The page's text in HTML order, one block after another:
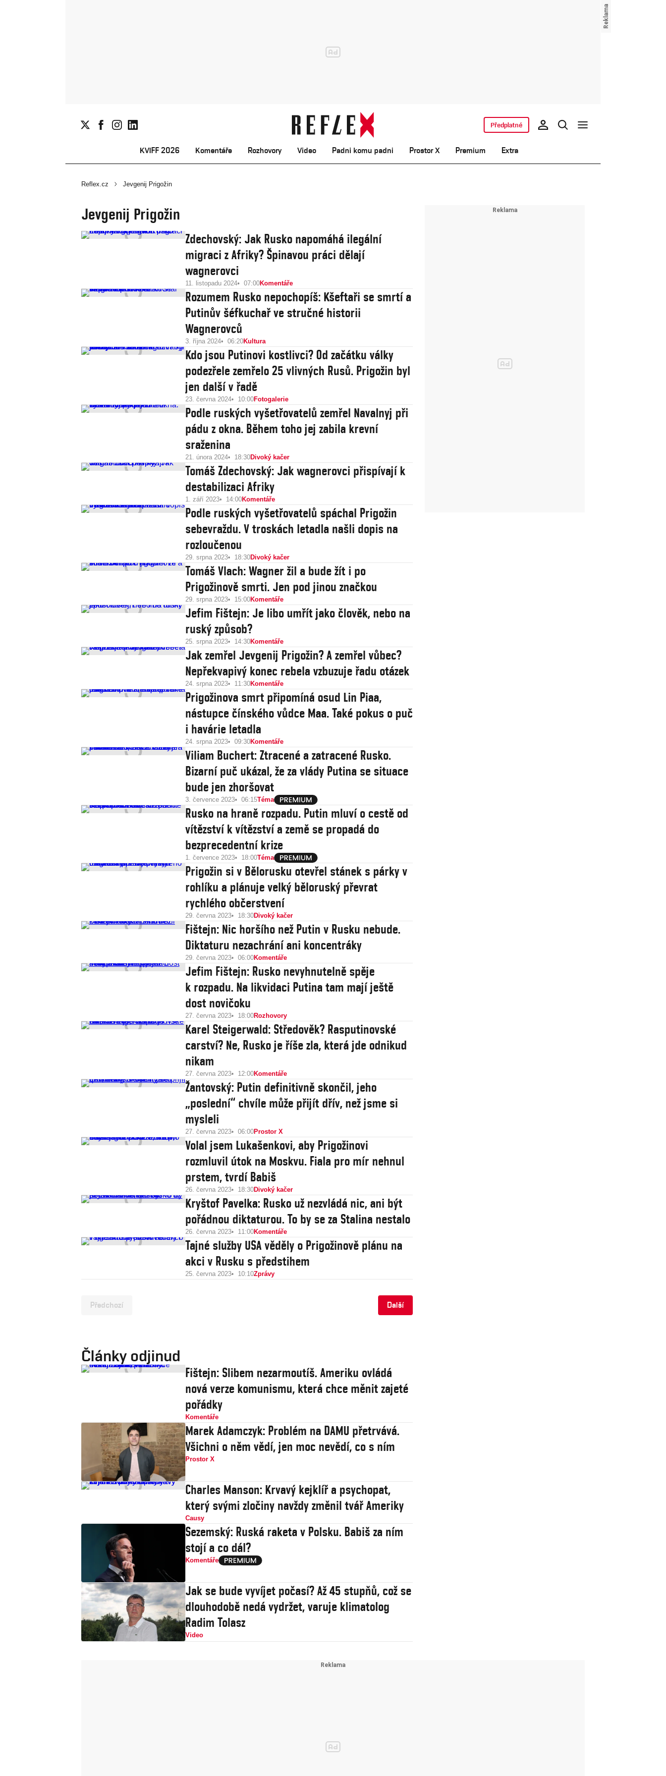
KVIFF 2026 Komentáře Rozhovory Video Padni komu padni Prostor X Premium Extra
Předplatné
Reflex.cz Jevgenij Prigožin
Jevgenij Prigožin
Zdechovský: Jak Rusko napomáhá ilegální
migraci z Afriky? Špinavou práci dělají
wagnerovci
11. listopadu 2024 07:00Komentáře
Rozumem Rusko nepochopíš: Kšeftaři se smrtí a
Putinův šéfkuchař ve stručné historii
Wagnerovců
3. října 2024 06:20Kultura
Kdo jsou Putinovi kostlivci? Od začátku války
podezřele zemřelo 25 vlivných Rusů. Prigožin byl
jen další v řadě
23. června 2024 10:00Fotogalerie
Podle ruských vyšetřovatelů zemřel Navalnyj při
pádu z okna. Během toho jej zabila krevní
sraženina
21. února 2024 18:30Divoký kačer
Tomáš Zdechovský: Jak wagnerovci přispívají k
destabilizaci Afriky
1. září 2023 14:00Komentáře
Podle ruských vyšetřovatelů spáchal Prigožin
sebevraždu. V troskách letadla našli dopis na
rozloučenou
29. srpna 2023 18:30Divoký kačer
Tomáš Vlach: Wagner žil a bude žít i po
Prigožinově smrti. Jen pod jinou značkou
29. srpna 2023 15:00Komentáře
Jefim Fištejn: Je libo umřít jako člověk, nebo na
ruský způsob?
25. srpna 2023 14:30Komentáře
Jak zemřel Jevgenij Prigožin? A zemřel vůbec?
Nepřekvapivý konec rebela vzbuzuje řadu otázek
24. srpna 2023 11:30Komentáře
Prigožinova smrt připomíná osud Lin Piaa,
nástupce čínského vůdce Maa. Také pokus o puč
i havárie letadla
24. srpna 2023 09:30Komentáře
Viliam Buchert: Ztracené a zatracené Rusko.
Bizarní puč ukázal, že za vlády Putina se situace
bude jen zhoršovat
3. července 2023 06:15Téma
Rusko na hraně rozpadu. Putin mluví o cestě od
vítězství k vítězství a země se propadá do
bezprecedentní krize
1. července 2023 18:00Téma
Prigožin si v Bělorusku otevřel stánek s párky v
rohlíku a plánuje velký běloruský převrat
rychlého občerstvení
29. června 2023 18:30Divoký kačer
Fištejn: Nic horšího než Putin v Rusku nebude.
Diktaturu nezachrání ani koncentráky
29. června 2023 06:00Komentáře
Jefim Fištejn: Rusko nevyhnutelně spěje
k rozpadu. Na likvidaci Putina tam mají ještě
dost novičoku
27. června 2023 18:00Rozhovory
Karel Steigerwald: Středověk? Rasputinovské
carství? Ne, Rusko je říše zla, která jde odnikud
nikam
27. června 2023 12:00Komentáře
Žantovský: Putin definitivně skončil, jeho
„poslední“ chvíle může přijít dřív, než jsme si
mysleli
27. června 2023 06:00Prostor X
Volal jsem Lukašenkovi, aby Prigožinovi
rozmluvil útok na Moskvu. Fiala pro mír nehnul
prstem, tvrdí Babiš
26. června 2023 18:30Divoký kačer
Kryštof Pavelka: Rusko už nezvládá nic, ani být
pořádnou diktaturou. To by se za Stalina nestalo
26. června 2023 11:00Komentáře
Tajné služby USA věděly o Prigožinově plánu na
akci v Rusku s předstihem
25. června 2023 10:10Zprávy
Předchozí Další
Články odjinud
Fištejn: Slibem nezarmoutíš. Ameriku ovládá
nová verze komunismu, která chce měnit zajeté
pořádky
Komentáře
Marek Adamczyk: Problém na DAMU přetrvává.
Všichni o něm vědí, jen moc nevědí, co s ním
Prostor X
Charles Manson: Krvavý kejklíř a psychopat,
který svými zločiny navždy změnil tvář Ameriky
Causy
Sezemský: Ruská raketa v Polsku. Babiš za ním
stojí a co dál?
Komentáře
Jak se bude vyvíjet počasí? Až 45 stupňů, což se
dlouhodobě nedá vydržet, varuje klimatolog
Radim Tolasz
Video